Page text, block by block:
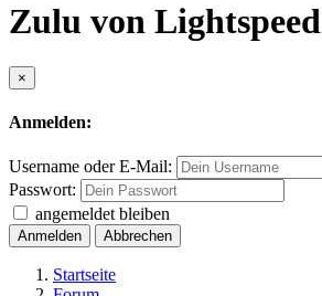
Zulu von Lightspeed
×
Anmelden:
Username oder E-Mail:
Passwort:
angemeldet bleiben
Anmelden Abbrechen
Startseite